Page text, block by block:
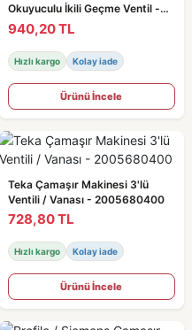
Okuyuculu İkili Geçme Ventil -
2841020100 Orjinal
940,20 TL
Hızlı kargo Kolay iade
Ürünü İncele
Teka Çamaşır Makinesi 3'lü
Ventili / Vanası - 2005680400
728,80 TL
Hızlı kargo Kolay iade
Ürünü İncele